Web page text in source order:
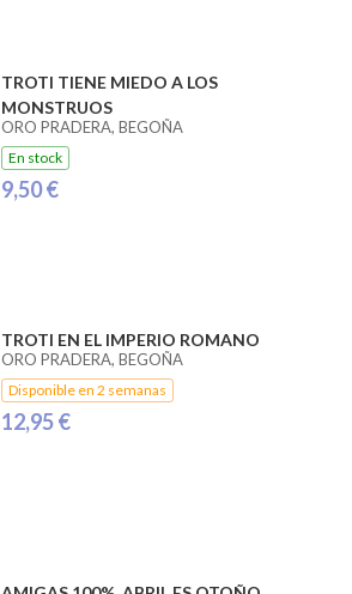
TROTI TIENE MIEDO A LOS
MONSTRUOS
ORO PRADERA, BEGOÑA
En stock
9,50 €
TROTI EN EL IMPERIO ROMANO
ORO PRADERA, BEGOÑA
Disponible en 2 semanas
12,95 €